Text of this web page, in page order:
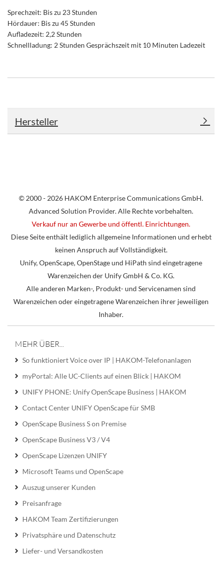
Sprechzeit: Bis zu 23 Stunden
Hördauer: Bis zu 45 Stunden
Aufladezeit: 2,2 Stunden
Schnellladung: 2 Stunden Gesprächszeit mit 10 Minuten Ladezeit
Hersteller
© 2000 - 2026 HAKOM Enterprise Communications GmbH.
Advanced Solution Provider. Alle Rechte vorbehalten.
Verkauf nur an Gewerbe und öffentl. Einrichtungen.
Diese Seite enthält lediglich allgemeine Informationen und erhebt
keinen Anspruch auf Vollständigkeit.
Unify, OpenScape, OpenStage und HiPath sind eingetragene
Warenzeichen der Unify GmbH & Co. KG.
Alle anderen Marken-, Produkt- und Servicenamen sind
Warenzeichen oder eingetragene Warenzeichen ihrer jeweiligen
Inhaber.
MEHR ÜBER...
So funktioniert Voice over IP | HAKOM-Telefonanlagen
myPortal: Alle UC-Clients auf einen Blick | HAKOM
UNIFY PHONE: Unify OpenScape Business | HAKOM
Contact Center UNIFY OpenScape für SMB
OpenScape Business S on Premise
OpenScape Business V3 / V4
OpenScape Lizenzen UNIFY
Microsoft Teams und OpenScape
Auszug unserer Kunden
Preisanfrage
HAKOM Team Zertifizierungen
Privatsphäre und Datenschutz
Liefer- und Versandkosten